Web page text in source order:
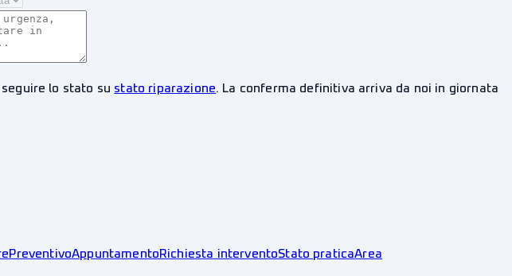
lo stato su stato riparazione. La conferma definitiva arriva da noi in giornata
PreventivoAppuntamentoRichiesta interventoStato praticaArea